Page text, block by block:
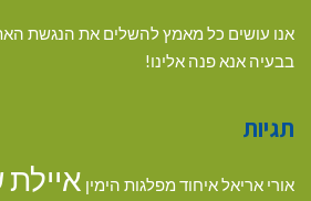
אנו עושים כל מאמץ להשלים את הנגשת
בבעיה אנא פנה אלינו!
תגיות
אורי אריאלאיחוד מפלגות הימין